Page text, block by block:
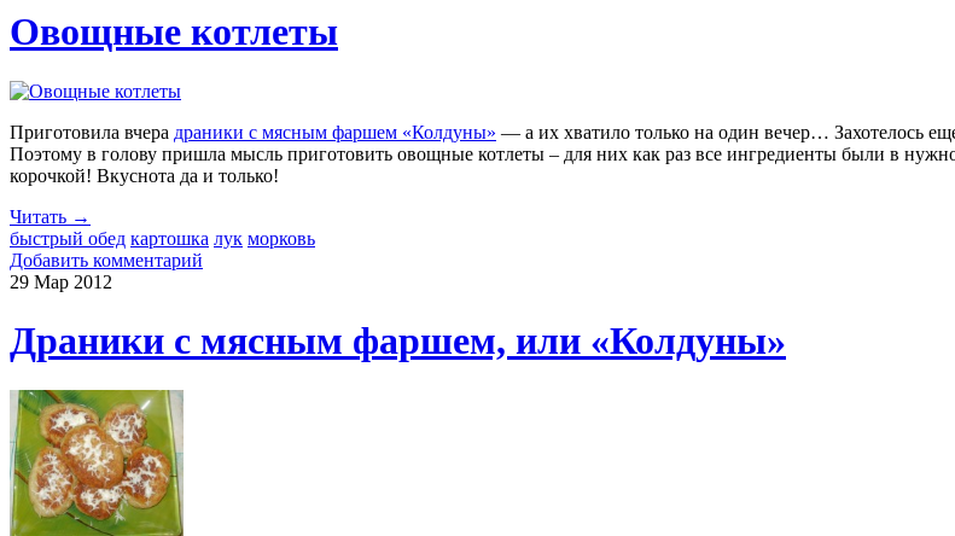
Овощные котлеты
Приготовила вчера драники с мясным фаршем «Колдуны» — а их хватило только на один вечер… Захотелось
Поэтому в голову пришла мысль приготовить овощные котлеты – для них как раз все ингредиенты были в
корочкой! Вкуснота да и только!
Читать →
быстрый обед картошка лук морковь
Добавить комментарий
29 Мар 2012
Драники с мясным фаршем, или «Колдуны»